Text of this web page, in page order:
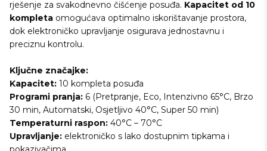
rješenje za svakodnevno čišćenje posuđa. Kapacitet od 10
kompleta omogućava optimalno iskorištavanje prostora,
dok elektroničko upravljanje osigurava jednostavnu i
preciznu kontrolu.
Ključne značajke:
Kapacitet: 10 kompleta posuđa
Programi pranja: 6 (Pretpranje, Eco, Intenzivno 65°C, Brzo
30 min, Automatski, Osjetljivo 40°C, Super 50 min)
Temperaturni raspon: 40°C – 70°C
Upravljanje: elektroničko s lako dostupnim tipkama i